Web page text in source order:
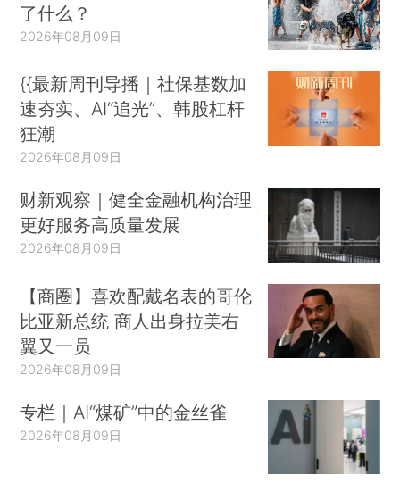
了什么？
2026年08月09日
{{最新周刊导播｜社保基数加
速夯实、AI“追光”、韩股杠杆
狂潮
2026年08月09日
财新观察｜健全金融机构治理
更好服务高质量发展
2026年08月09日
【商圈】喜欢配戴名表的哥伦
比亚新总统 商人出身拉美右
翼又一员
2026年08月09日
专栏｜AI“煤矿”中的金丝雀
2026年08月09日